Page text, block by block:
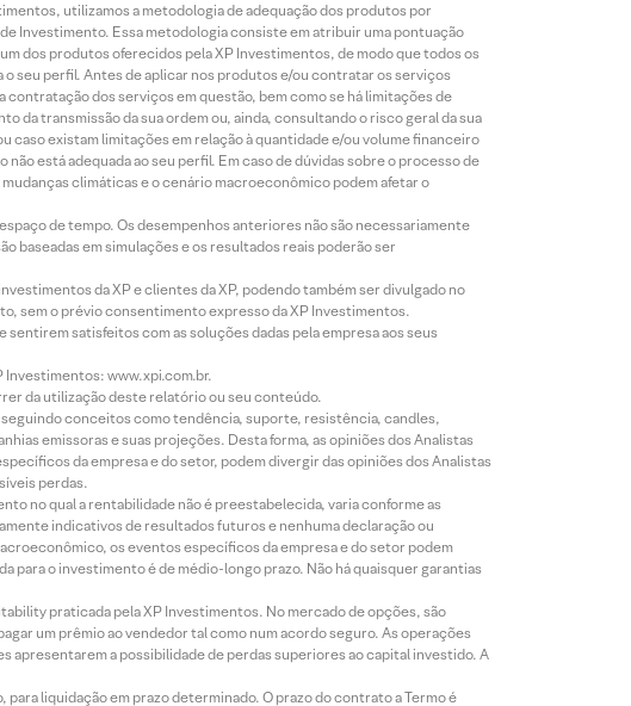
utilizamos a metodologia de adequação dos produtos por
Investimento. Essa metodologia consiste em atribuir uma pontuação
dos produtos oferecidos pela XP Investimentos, de modo que todos os
seu perfil. Antes de aplicar nos produtos e/ou contratar os serviços
dos serviços em questão, bem como se há limitações de
da transmissão da sua ordem ou, ainda, consultando o risco geral da sua
caso existam limitações em relação à quantidade e/ou volume financeiro
está adequada ao seu perfil. Em caso de dúvidas sobre o processo de
climáticas e o cenário macroeconômico podem afetar o
de tempo. Os desempenhos anteriores não são necessariamente
baseadas em simulações e os resultados reais poderão ser
da XP e clientes da XP, podendo também ser divulgado no
sem o prévio consentimento expresso da XP Investimentos.
satisfeitos com as soluções dadas pela empresa aos seus
Investimentos: www.xpi.com.br.
da utilização deste relatório ou seu conteúdo.
seguindo conceitos como tendência, suporte, resistência, candles,
emissoras e suas projeções. Desta forma, as opiniões dos Analistas
da empresa e do setor, podem divergir das opiniões dos Analistas
perdas.
no qual a rentabilidade não é preestabelecida, varia conforme as
indicativos de resultados futuros e nenhuma declaração ou
os eventos específicos da empresa e do setor podem
o investimento é de médio-longo prazo. Não há quaisquer garantias
praticada pela XP Investimentos. No mercado de opções, são
um prêmio ao vendedor tal como num acordo seguro. As operações
apresentarem a possibilidade de perdas superiores ao capital investido. A
liquidação em prazo determinado. O prazo do contrato a Termo é